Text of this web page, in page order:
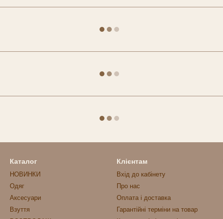
Каталог
НОВИНКИ
Одяг
Аксесуари
Взуття
Клієнтам
Вхід до кабінету
Про нас
Оплата і доставка
Гарантійні терміни на товар